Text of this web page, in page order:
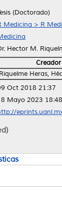
(Doctorado)
Medicina > R
Hector M.
Creador
Riquelme Heras,
Oct 2018 21:37
Mayo 2023 18:48